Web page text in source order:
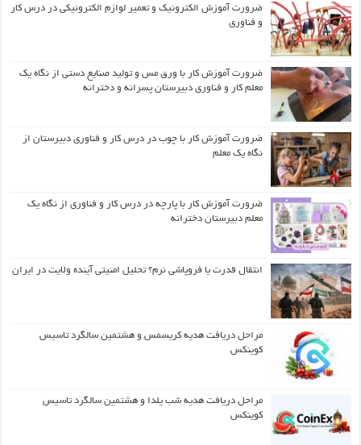
ضرورت آموزش الکترونیک و تعمیر لوازم الکترونیکی در درس کار
و فناوری
ضرورت آموزش کار با ورق مس و تولید صنایع دستی از نگاه یک
معلم کار و فناوری دبیرستان پسرانه و دخترانه
ضرورت آموزش کار با چوب در درس کار و فناوری دبیرستان از
نگاه یک معلم
ضرورت آموزش کار با پارچه در درس کار و فناوری از نگاه یک
معلم دبیرستان دخترانه
انتقال قدرت یا فروپاشی نرم؟ تحلیل امنیتی آینده ولایت در ایران
مراحل دریافت هدیه کریسمس و هشتمین سالگرد تاسیس
کوینکس
مراحل دریافت هدیه شب یلدا و هشتمین سالگرد تاسیس
کوینکس